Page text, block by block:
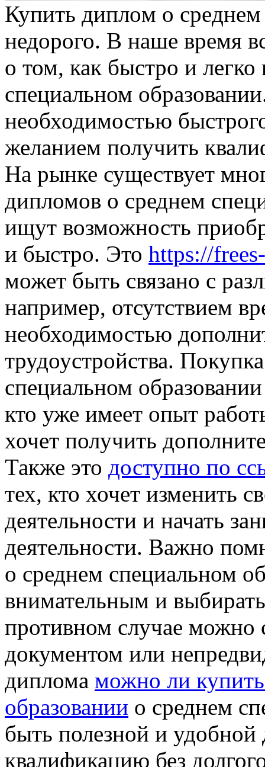
Купить диплoм o
недорого. В наше время
о том, как быстро и
специальном
необходимостью
желанием получить
На рынке существует
дипломов о среднем
ищут возможность
и быстро. Это https://
может быть связано с
например, отсутствием
необходимостью
трудоустройства.
специальном
кто уже имеет опыт
хочет получить
Также это доступно по
тех, кто хочет изменить
деятельности и начать
деятельности. Важно
о среднем специальном
внимательным и
противном случае можно
документом или
диплома можно ли
образовании о среднем
быть полезной и удобной
квалификацию без